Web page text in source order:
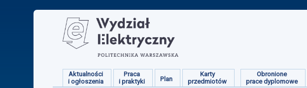
Aktualności
i ogłoszenia
Praca
i praktyki
Plan
Karty
przedmiotów
Obronione
prace dyplomowe